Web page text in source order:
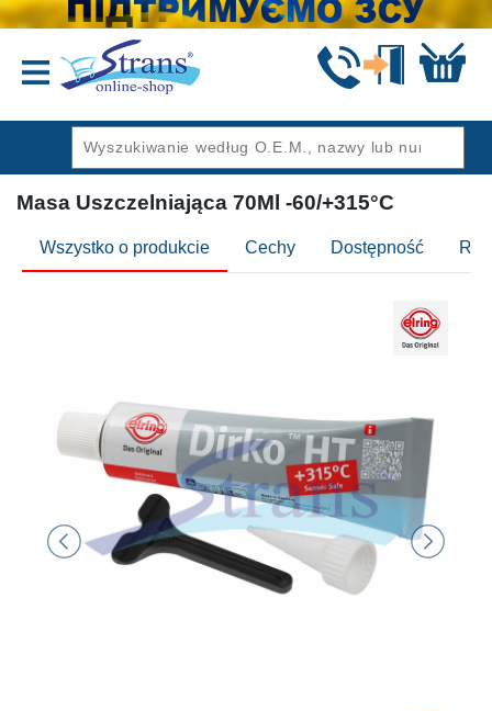
Masa Uszczelniająca 70Ml -60/+315°C
Wszystko o produkcie Cechy Dostępność